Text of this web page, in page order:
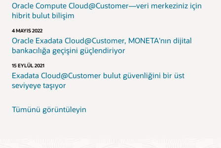
Oracle Compute Cloud@Customer—veri merkeziniz için
hibrit bulut bilişim
4 MAYIS 2022
Oracle Exadata Cloud@Customer, MONETA'nın dijital
bankacılığa geçişini güçlendiriyor
15 EYLÜL 2021
Exadata Cloud@Customer bulut güvenliğini bir üst
seviyeye taşıyor
Tümünü görüntüleyin